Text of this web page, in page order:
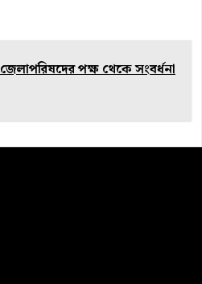
জেলাপরিষদের পক্ষ থেকে সংবর্ধনা